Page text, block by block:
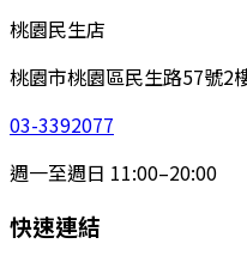
桃園民生店
桃園市桃園區民生路57號2
03-3392077
週一至週日 11:00–20:00
快速連結